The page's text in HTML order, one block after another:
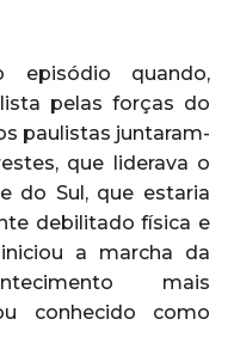
episódio quando,
pelas forças do
paulistas juntaram-
que liderava o
do Sul, que estaria
debilitado física e
a marcha da
mais
conhecido como